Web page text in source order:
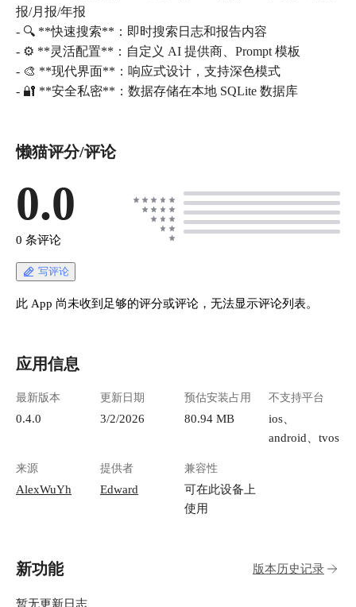
报/月报/年报
- 🔍 **快速搜索**：即时搜索日志和报告内容
- ⚙️ **灵活配置**：自定义 AI 提供商、Prompt 模板
- 🎨 **现代界面**：响应式设计，支持深色模式
- 🔐 **安全私密**：数据存储在本地 SQLite 数据库
懒猫评分/评论
0.0
0 条评论
写评论
此 App 尚未收到足够的评分或评论，无法显示评论列表。
应用信息
最新版本
0.4.0
更新日期
3/2/2026
预估安装占用
80.94 MB
不支持平台
ios、
android、tvos
来源
AlexWuYh
提供者
Edward
兼容性
可在此设备上
使用
新功能 版本历史记录
暂无更新日志